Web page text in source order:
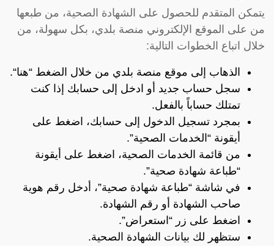
يتمكن المتقدم للحصول على الشهادة الصحية، من طبعها
من على الموقع الإلكتروني منصة بلدي، بكل سهولة، من
خلال اتباع الخطوات التالية:
الذهاب إلى موقع منصة بلدي من خلال الضغط “هنا“.
سجل حساب جديد أو ادخل إلى حسابك إذا كنت
تمتلك حساباً بالفعل.
بمجرد تسجيل الدخول إلى حسابك، اضغط على
أيقونة “الخدمات الصحية”.
من قائمة الخدمات الصحية، اضغط على أيقونة
“طباعة شهادة صحية”.
في شاشة “طباعة شهادة صحية”، أدخل رقم هوية
صاحب الشهادة أو رقم الشهادة.
اضغط على زر “استعراض”.
ستظهر لك بيانات الشهادة الصحية.